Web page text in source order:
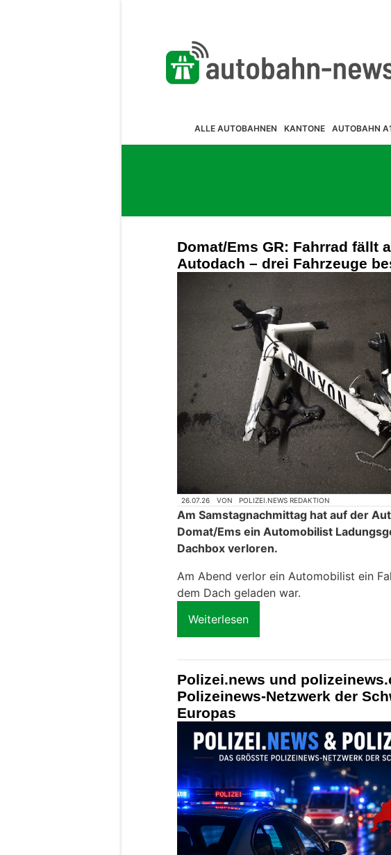
ALLE AUTOBAHNEN KANTONE AUTOBAHN
Domat/Ems GR: Fahrrad fällt
Autodach – drei Fahrzeuge
26.07.26 VON POLIZEI.NEWS REDAKTION
Am Samstagnachmittag hat auf der
Domat/Ems ein Automobilist
Dachbox verloren.
Am Abend verlor ein Automobilist ein
dem Dach geladen war.
Weiterlesen
Polizei.news und
Polizeinews-Netzwerk der
Europas